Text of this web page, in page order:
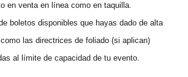
en venta en línea como en taquilla.
boletos disponibles que hayas dado de alta
las directrices de foliado (si aplican)
al límite de capacidad de tu evento.